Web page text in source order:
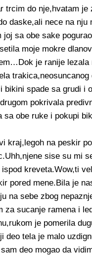
trcim do nje,hvatam
daske,ali nece na
sa obe sake
moje mokre
je ranije
bikini spade sa grudi i
pokrivala
obe ruke i pokupi
kraj,legoh na peskir
sise su mi
kreveta.Wow,ti
pored mene.Bila je
na sebe zbog
za sucanje ramena i
je pomerila
deo tela je malo
deo mogao da